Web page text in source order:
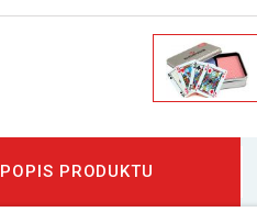
POPIS PRODUKTU